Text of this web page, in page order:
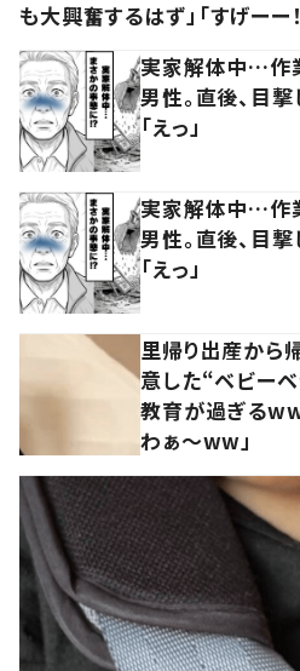
も大興奮するはず」「すげーー！
実家解体中…作
男性。直後、目
「えっ」
実家解体中…作
男性。直後、目
「えっ」
里帰り出産から
意した“ベビー
教育が過ぎるww
わぁ～ww」